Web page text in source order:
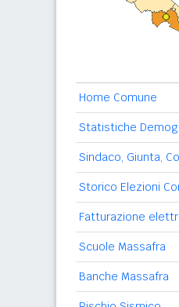
Home Comune
Statistiche
Sindaco, Giunta,
Storico Elezioni
Fatturazione
Scuole Massafra
Banche Massafra